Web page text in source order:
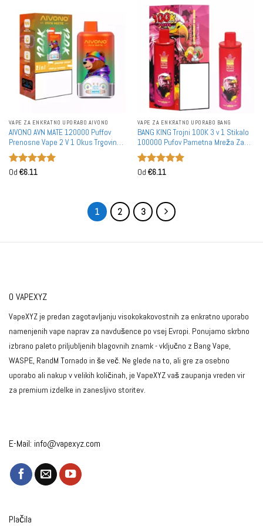
VAPE ZA ENKRATNO UPORABO AIVONO
AIVONO AVN MATE 120000 Puffov
Prenosne Vape 2 V 1 Okus Trgovina
na Debelo Nakup 120K Pametni
Zaslon
Ocenjeno
Od €6.11
VAPE ZA ENKRATNO UPORABO BANG
BANG KING Trojni 100K 3 v 1 Stikalo
100000 Pufov Pametna Mreža Za
Enkratno Uporabo Vape Trgovina na
Debelo DSK043
Ocenjeno
Od €6.11
1 2 3
O VAPEXYZ
VapeXYZ je predan zagotavljanju visokokakovostnih za enkratno uporabo
namenjenih vape naprav za navdušence po vsej Evropi. Ponujamo skrbno
izbrano paleto priljubljenih blagovnih znamk - vključno z Bang Vape,
WASPE, RandM Tornado in še več. Ne glede na to, ali gre za osebno
uporabo ali nakup v velikih količinah, je VapeXYZ vaš zaupanja vreden vir
za premium izdelke in zanesljivo storitev.
E-Mail: info@vapexyz.com
Plačila